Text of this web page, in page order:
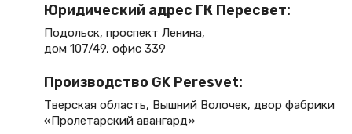
Юридический адрес ГК Пересвет:
Подольск, проспект Ленина,
дом 107/49, офис 339
Производство GK Peresvet:
Тверская область, Вышний Волочек, двор фабрики
«Пролетарский авангард»